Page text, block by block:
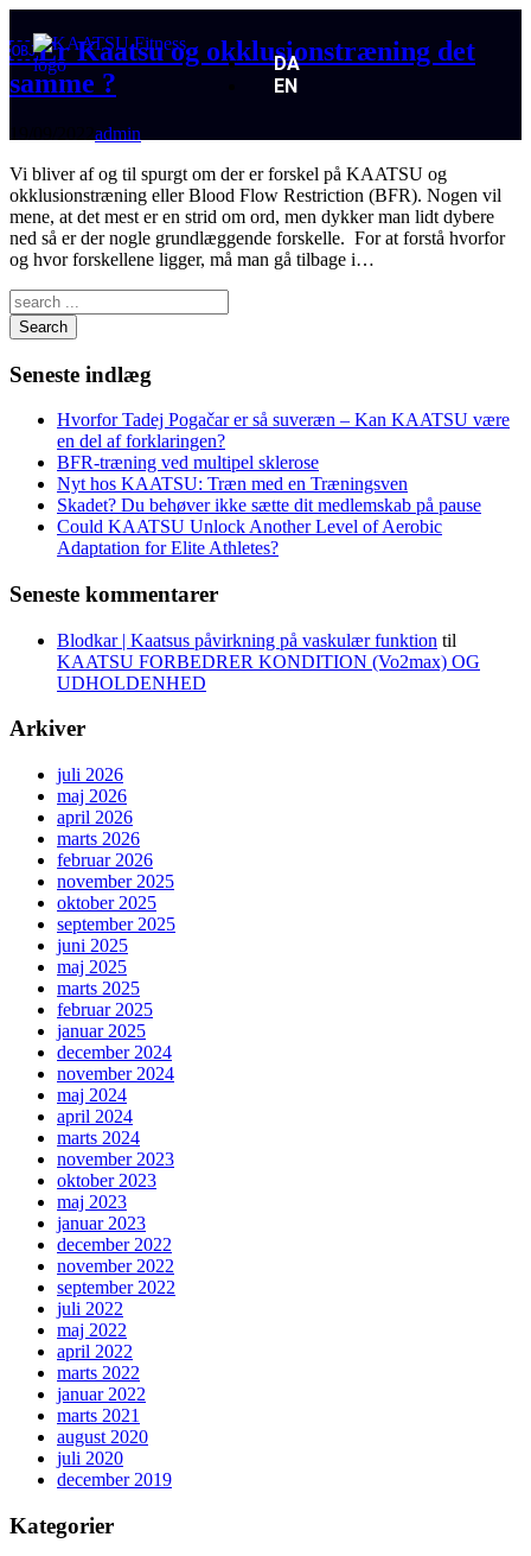
DA
EN
￼Er Kaatsu og okklusionstræning det
samme ?
admin
Vi bliver af og til spurgt om der er forskel på KAATSU og
okklusionstræning eller Blood Flow Restriction (BFR). Nogen vil
mene, at det mest er en strid om ord, men dykker man lidt dybere
ned så er der nogle grundlæggende forskelle. For at forstå hvorfor
og hvor forskellene ligger, må man gå tilbage i…
Search
Seneste indlæg
Hvorfor Tadej Pogačar er så suveræn – Kan KAATSU være
en del af forklaringen?
BFR-træning ved multipel sklerose
Nyt hos KAATSU: Træn med en Træningsven
Skadet? Du behøver ikke sætte dit medlemskab på pause
Could KAATSU Unlock Another Level of Aerobic
Adaptation for Elite Athletes?
Seneste kommentarer
Blodkar | Kaatsus påvirkning på vaskulær funktion til
KAATSU FORBEDRER KONDITION (Vo2max) OG
UDHOLDENHED
Arkiver
juli 2026
maj 2026
april 2026
marts 2026
februar 2026
november 2025
oktober 2025
september 2025
juni 2025
maj 2025
marts 2025
februar 2025
januar 2025
december 2024
november 2024
maj 2024
april 2024
marts 2024
november 2023
oktober 2023
maj 2023
januar 2023
december 2022
november 2022
september 2022
juli 2022
maj 2022
april 2022
marts 2022
januar 2022
marts 2021
august 2020
juli 2020
december 2019
Kategorier